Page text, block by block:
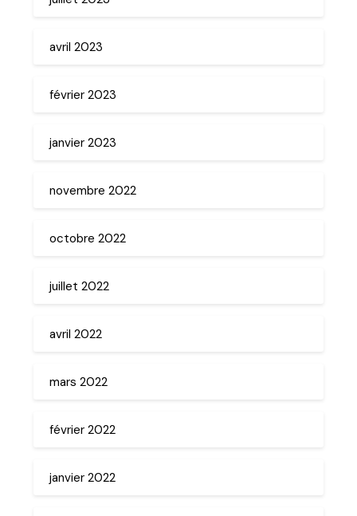
avril 2023
février 2023
janvier 2023
novembre 2022
octobre 2022
juillet 2022
avril 2022
mars 2022
février 2022
janvier 2022